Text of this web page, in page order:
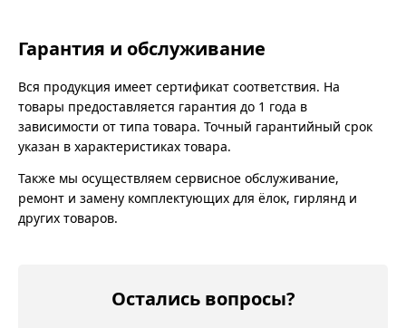
Гарантия и обслуживание
Вся продукция имеет сертификат соответствия. На
товары предоставляется гарантия до 1 года в
зависимости от типа товара. Точный гарантийный срок
указан в характеристиках товара.
Также мы осуществляем сервисное обслуживание,
ремонт и замену комплектующих для ёлок, гирлянд и
других товаров.
Остались вопросы?